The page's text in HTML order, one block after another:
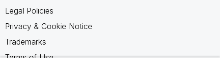
Legal Policies
Privacy & Cookie Notice
Trademarks
Terms of Use